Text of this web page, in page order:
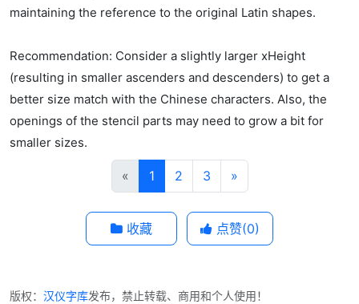
maintaining the reference to the original Latin shapes.
Recommendation: Consider a slightly larger xHeight
(resulting in smaller ascenders and descenders) to get a
better size match with the Chinese characters. Also, the
openings of the stencil parts may need to grow a bit for
smaller sizes.
« 1 2 3 »
收藏 点赞(0)
版权： 汉仪字库发布，禁止转载、商用和个人使用！